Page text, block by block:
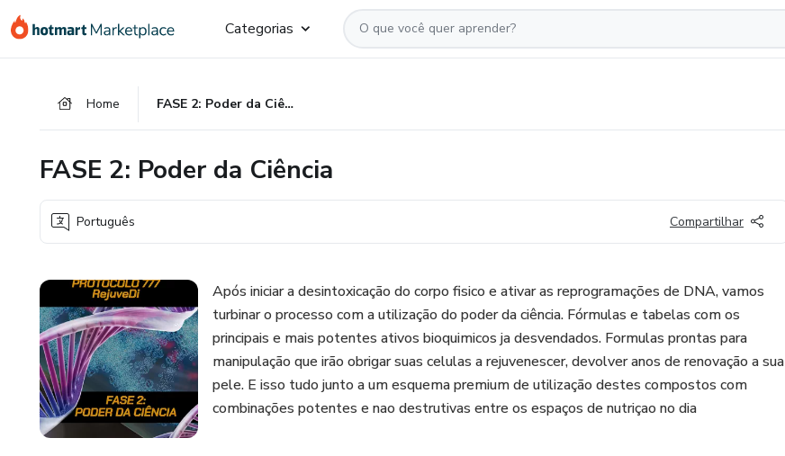
para
para
para
Categorias
Home FASE 2: Poder da Ciência
FASE 2: Poder da Ciência
Português Compartilhar
Após iniciar a desintoxicação do corpo fisico e ativar as reprogramações de DNA, vamos
turbinar o processo com a utilização do poder da ciência. Fórmulas e tabelas com os
principais e mais potentes ativos bioquimicos ja desvendados. Formulas prontas para
manipulação que irão obrigar suas celulas a rejuvenescer, devolver anos de renovação a sua
pele. E isso tudo junto a um esquema premium de utilização destes compostos com
combinações potentes e nao destrutivas entre os espaços de nutriçao no dia